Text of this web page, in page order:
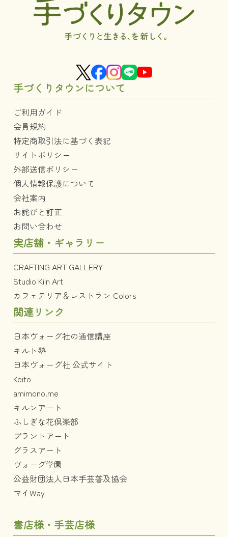
手づくりタウンについて
ご利用ガイド
会員規約
特定商取引法に基づく表記
サイトポリシー
外部送信ポリシー
個人情報保護について
会社案内
お詫びと訂正
お問い合わせ
実店舗・ギャラリー
CRAFTING ART GALLERY
Studio Kiln Art
カフェテリア＆レストラン Colors
関連リンク
日本ヴォーグ社の通信講座
キルト塾
日本ヴォーグ社 公式サイト
Keito
amimono.me
キルンアート
ふしぎな花倶楽部
プラントアート
グラスアート
ヴォーグ学園
公益財団法人日本手芸普及協会
マイWay
書店様・手芸店様